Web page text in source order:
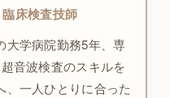
床検査技師
大学病院勤務5年、専
音波検査のスキルを
、一人ひとりに合った